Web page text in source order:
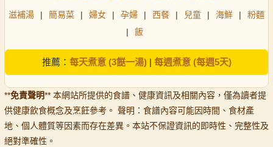
滋補湯 | 簡易菜 | 婦女 | 孕婦 | 西餐 | 兒童 | 海鮮 |
粉麵
|
飯
推薦： 每天煮意 (3餸一湯)| 每週煮意 (每週5天)
**免責聲明** 本網站所提供的食譜、健康資訊及相關內容，僅為讀者提
供健康飲食概念及烹飪參考。 聲明：食譜內容可能因時間、食材產
地、個人體質等因素而存在差異。本站不保證資訊的即時性、完整性及
絕對準確性。